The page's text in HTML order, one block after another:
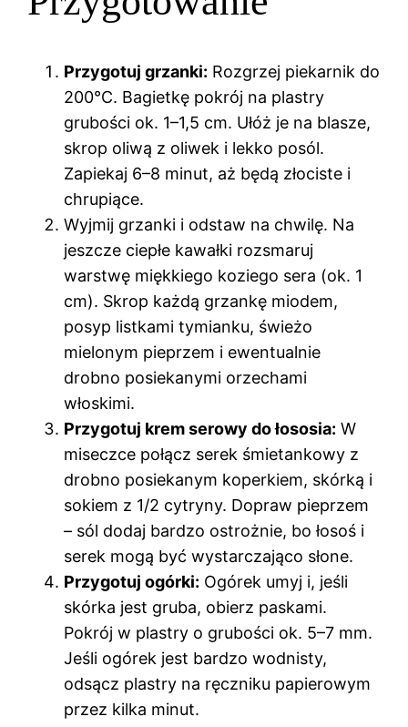
Przygotuj grzanki: Rozgrzej piekarnik do
200°C. Bagietkę pokrój na plastry
grubości ok. 1–1,5 cm. Ułóż je na blasze,
skrop oliwą z oliwek i lekko posól.
Zapiekaj 6–8 minut, aż będą złociste i
chrupiące.
Wyjmij grzanki i odstaw na chwilę. Na
jeszcze ciepłe kawałki rozsmaruj
warstwę miękkiego koziego sera (ok. 1
cm). Skrop każdą grzankę miodem,
posyp listkami tymianku, świeżo
mielonym pieprzem i ewentualnie
drobno posiekanymi orzechami
włoskimi.
Przygotuj krem serowy do łososia: W
miseczce połącz serek śmietankowy z
drobno posiekanym koperkiem, skórką i
sokiem z 1/2 cytryny. Dopraw pieprzem
– sól dodaj bardzo ostrożnie, bo łosoś i
serek mogą być wystarczająco słone.
Przygotuj ogórki: Ogórek umyj i, jeśli
skórka jest gruba, obierz paskami.
Pokrój w plastry o grubości ok. 5–7 mm.
Jeśli ogórek jest bardzo wodnisty,
odsącz plastry na ręczniku papierowym
przez kilka minut.